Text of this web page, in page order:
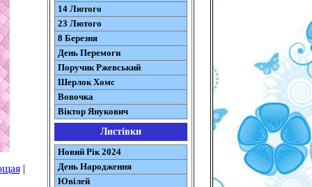
|
14 Лютого
23 Лютого
8 Березня
День Перемоги
Поручик Ржевський
Шерлок Хомс
Вовочка
Віктор Янукович
Листівки
Новий Рік 2024
День Народження
Ювілей